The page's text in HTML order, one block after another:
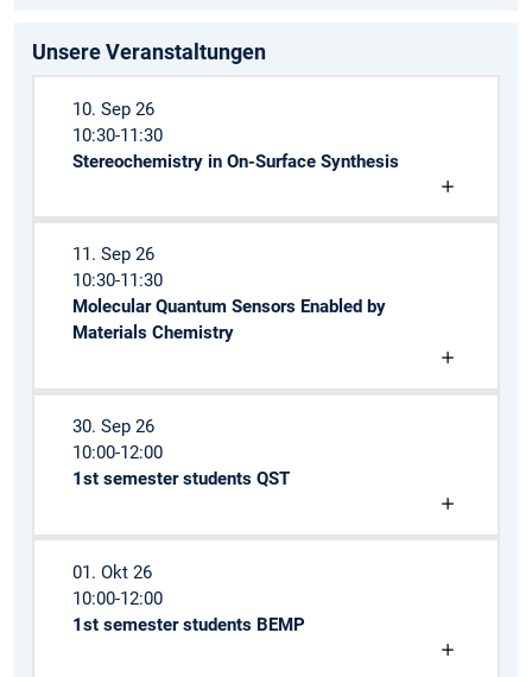
Unsere Veranstaltungen
10. Sep 26
10:30-11:30
Stereochemistry in On-Surface Synthesis
11. Sep 26
10:30-11:30
Molecular Quantum Sensors Enabled by
Materials Chemistry
30. Sep 26
10:00-12:00
1st semester students QST
01. Okt 26
10:00-12:00
1st semester students BEMP